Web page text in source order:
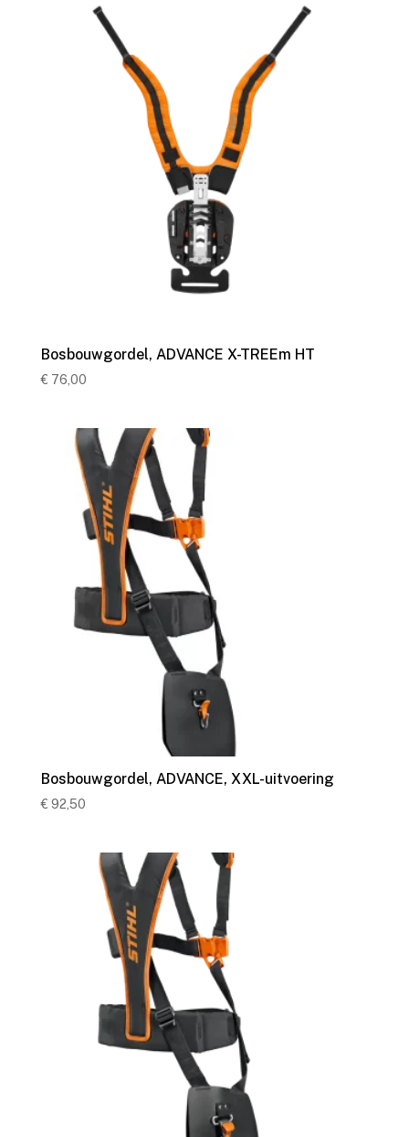
Bosbouwgordel, ADVANCE X-TREEm HT
€ 76,00
Bosbouwgordel, ADVANCE, XXL-uitvoering
€ 92,50